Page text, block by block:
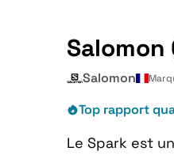
Salomon
Salomon
Top rapport
Le Spark est